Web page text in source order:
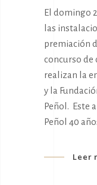
El domingo
las
premiación
concurso de
realizan la
y la
Peñol. Este
Peñol 40
Leer